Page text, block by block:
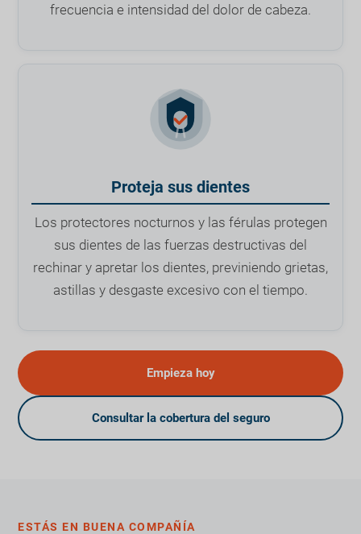
frecuencia e intensidad del dolor de cabeza.
Proteja sus dientes
Los protectores nocturnos y las férulas protegen
sus dientes de las fuerzas destructivas del
rechinar y apretar los dientes, previniendo grietas,
astillas y desgaste excesivo con el tiempo.
Empieza hoy
Consultar la cobertura del seguro
ESTÁS EN BUENA COMPAÑÍA